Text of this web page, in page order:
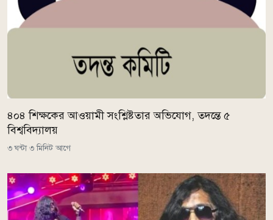
৪০৪ শিক্ষকের আওয়ামী সংশ্লিষ্টতার অভিযোগ, তদন্তে ৫
বিশ্ববিদ্যালয়
৩ ঘন্টা ৩ মিনিট আগে